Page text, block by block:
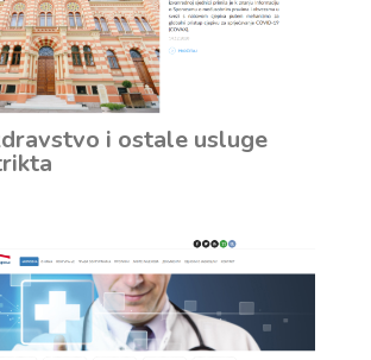
i ostale usluge